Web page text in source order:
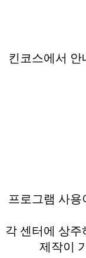
킨코스에서 안
프로그램 사
각 센터에 상주
제작이